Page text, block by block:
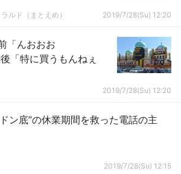
ルド（まとえめ） 2019/7/28(Su) 12:20
「んおおお
「特に買うもんねぇ
2019/7/28(Su) 12:20
ン底”の休業期間を救った電話の主
2019/7/28(Su) 12:15